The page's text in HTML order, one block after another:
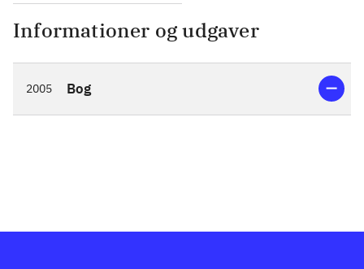
Informationer og udgaver
2005 Bog